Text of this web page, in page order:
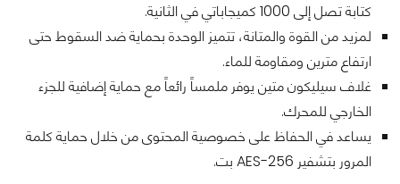
كتابة تصل إلى 1000 كميجاباتي في الثانية.
لمزيد من القوة والمتانة، تتميز الوحدة بحماية ضد السقوط حتى
ارتفاع مترين ومقاومة للماء.
غلاف سيليكون متين يوفر ملمساً رائعاً مع حماية إضافية للجزء
الخارجي للمحرك.
يساعد في الحفاظ على خصوصية المحتوى من خلال حماية كلمة
المرور بتشفير AES-256 بت.